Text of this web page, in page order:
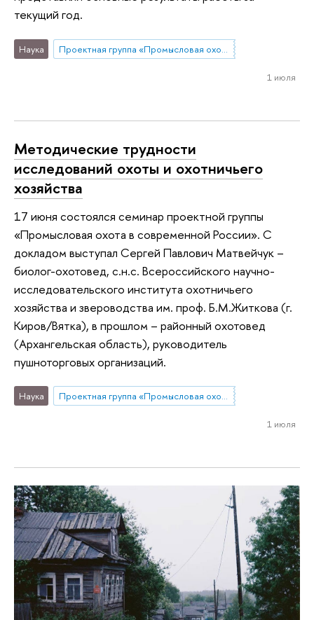
текущий год.
Наука Проектная группа «Промысловая охота в современной России»
1 июля
Методические трудности
исследований охоты и охотничьего
хозяйства
17 июня состоялся семинар проектной группы
«Промысловая охота в современной России». С
докладом выступал Сергей Павлович Матвейчук –
биолог-охотовед, с.н.с. Всероссийского научно-
исследовательского института охотничьего
хозяйства и звероводства им. проф. Б.М.Житкова (г.
Киров/Вятка), в прошлом – районный охотовед
(Архангельская область), руководитель
пушноторговых организаций.
Наука Проектная группа «Промысловая охота в современной России»
1 июля